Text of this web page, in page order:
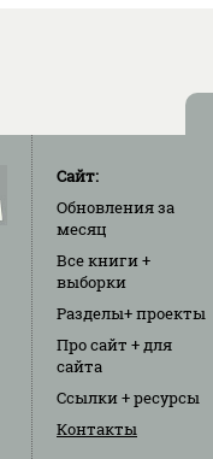
Сайт:
Обновленияза
месяц
Все книги+
выборки
Разделы+ проекты
Про сайт + для
сайта
Ссылки+ ресурсы
Контакты